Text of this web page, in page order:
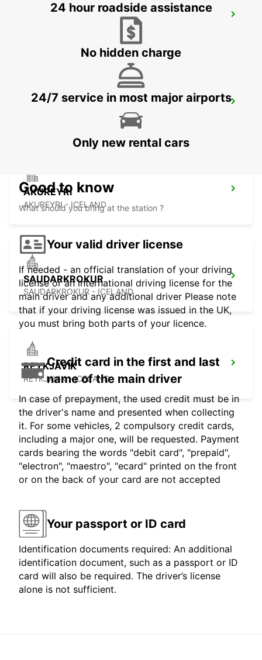
AKUREYRI HARBOUR
AKUREYRI
AKUREYRI - ICELAND
SAUDARKROKUR
SAUDARKROKUR - ICELAND
REYKJAVIK
REYKJAVIK - ICELAND
24 hour roadside assistance
No hidden charge
24/7 service in most major airports
Only new rental cars
Good to know
What should you bring at the station ?
Your valid driver license
If needed - an official translation of your driving
license or an international driving license for the
main driver and any additional driver Please note
that if your driving license was issued in the UK,
you must bring both parts of your licence.
Credit card in the first and last
name of the main driver
In case of prepayment, the used credit must be in
the driver's name and presented when collecting
it. For some vehicles, 2 compulsory credit cards,
including a major one, will be requested. Payment
cards bearing the words "debit card", "prepaid",
"electron", "maestro", "ecard" printed on the front
or on the back of your card are not accepted
Your passport or ID card
Identification documents required: An additional
identification document, such as a passport or ID
card will also be required. The driver’s license
alone is not sufficient.